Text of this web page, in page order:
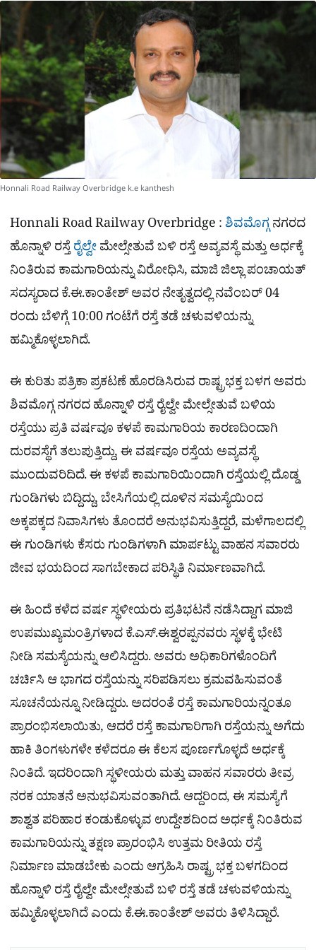
p
p
o a
a
r
e
Honnali Road Railway Overbridge k.e kanthesh
Honnali Road Railway Overbridge :ಶಿವಮೊಗ್ಗನಗರದ
ಹೊನ್ನಾಳಿ ರಸ್ತೆರೈಲ್ವೇಮೇಲ್ಸೇತುವೆ ಬಳಿ ರಸ್ತೆ ಅವ್ಯವಸ್ಥೆ ಮತ್ತು ಅರ್ಧಕ್ಕೆ
ನಿಂತಿರುವ ಕಾಮಗಾರಿಯನ್ನು ವಿರೋಧಿಸಿ, ಮಾಜಿ ಜಿಲ್ಲಾ ಪಂಚಾಯತ್
ಸದಸ್ಯರಾದ ಕೆ.ಈ.ಕಾಂತೇಶ್ ಅವರ ನೇತೃತ್ವದಲ್ಲಿ ನವೆಂಬರ್ 04
ರಂದು ಬೆಳಿಗ್ಗೆ 10:00 ಗಂಟೆಗೆ ರಸ್ತೆ ತಡೆ ಚಳುವಳಿಯನ್ನು
ಹಮ್ಮಿಕೊಳ್ಳಲಾಗಿದೆ.
ಈ ಕುರಿತು ಪತ್ರಿಕಾ ಪ್ರಕಟಣೆ ಹೊರಡಿಸಿರುವ ರಾಷ್ಟ್ರಭಕ್ತ ಬಳಗ ಅವರು
ಶಿವಮೊಗ್ಗ ನಗರದ ಹೊನ್ನಾಳಿ ರಸ್ತೆ ರೈಲ್ವೇ ಮೇಲ್ಸೇತುವೆ ಬಳಿಯ
ರಸ್ತೆಯು ಪ್ರತಿ ವರ್ಷವೂ ಕಳಪೆ ಕಾಮಗಾರಿಯ ಕಾರಣದಿಂದಾಗಿ
ದುರವಸ್ಥೆಗೆ ತಲುಪುತ್ತಿದ್ದು, ಈ ವರ್ಷವೂ ರಸ್ತೆಯ ಅವ್ಯವಸ್ಥೆ
ಮುಂದುವರಿದಿದೆ. ಈ ಕಳಪೆ ಕಾಮಗಾರಿಯಿಂದಾಗಿ ರಸ್ತೆಯಲ್ಲಿ ದೊಡ್ಡ
ಗುಂಡಿಗಳು ಬಿದ್ದಿದ್ದು, ಬೇಸಿಗೆಯಲ್ಲಿ ದೂಳಿನ ಸಮಸ್ಯೆಯಿಂದ
ಅಕ್ಕಪಕ್ಕದ ನಿವಾಸಿಗಳು ತೊಂದರೆ ಅನುಭವಿಸುತ್ತಿದ್ದರೆ, ಮಳೆಗಾಲದಲ್ಲಿ
ಈ ಗುಂಡಿಗಳು ಕೆಸರು ಗುಂಡಿಗಳಾಗಿ ಮಾರ್ಪಟ್ಟು ವಾಹನ ಸವಾರರು
ಜೀವ ಭಯದಿಂದ ಸಾಗಬೇಕಾದ ಪರಿಸ್ಥಿತಿ ನಿರ್ಮಾಣವಾಗಿದೆ.
ಈ ಹಿಂದೆ ಕಳೆದ ವರ್ಷ ಸ್ಥಳೀಯರು ಪ್ರತಿಭಟನೆ ನಡೆಸಿದ್ದಾಗ ಮಾಜಿ
ಉಪಮುಖ್ಯಮಂತ್ರಿಗಳಾದ ಕೆ.ಎಸ್.ಈಶ್ವರಪ್ಪನವರು ಸ್ಥಳಕ್ಕೆ ಭೇಟಿ
ನೀಡಿ ಸಮಸ್ಯೆಯನ್ನು ಆಲಿಸಿದ್ದರು. ಅವರು ಅಧಿಕಾರಿಗಳೊಂದಿಗೆ
ಚರ್ಚಿಸಿ ಆ ಭಾಗದ ರಸ್ತೆಯನ್ನು ಸರಿಪಡಿಸಲು ಕ್ರಮವಹಿಸುವಂತೆ
ಸೂಚನೆಯನ್ನೂ ನೀಡಿದ್ದರು. ಅದರಂತೆ ರಸ್ತೆ ಕಾಮಗಾರಿಯನ್ನಂತೂ
ಪ್ರಾರಂಭಿಸಲಾಯಿತು, ಆದರೆ ರಸ್ತೆ ಕಾಮಗಾರಿಗಾಗಿ ರಸ್ತೆಯನ್ನು ಅಗೆದು
ಹಾಕಿ ತಿಂಗಳುಗಳೇ ಕಳೆದರೂ ಈ ಕೆಲಸ ಪೂರ್ಣಗೊಳ್ಳದೆ ಅರ್ಧಕ್ಕೆ
ನಿಂತಿದೆ. ಇದರಿಂದಾಗಿ ಸ್ಥಳೀಯರು ಮತ್ತು ವಾಹನ ಸವಾರರು ತೀವ್ರ
ನರಕ ಯಾತನೆ ಅನುಭವಿಸುವಂತಾಗಿದೆ. ಆದ್ದರಿಂದ, ಈ ಸಮಸ್ಯೆಗೆ
ಶಾಶ್ವತ ಪರಿಹಾರ ಕಂಡುಕೊಳ್ಳುವ ಉದ್ದೇಶದಿಂದ ಅರ್ಧಕ್ಕೆ ನಿಂತಿರುವ
ಕಾಮಗಾರಿಯನ್ನು ತಕ್ಷಣ ಪ್ರಾರಂಭಿಸಿ ಉತ್ತಮ ರೀತಿಯ ರಸ್ತೆ
ನಿರ್ಮಾಣ ಮಾಡಬೇಕು ಎಂದು ಆಗ್ರಹಿಸಿ ರಾಷ್ಟ್ರ ಭಕ್ತ ಬಳಗದಿಂದ
ಹೊನ್ನಾಳಿ ರಸ್ತೆ ರೈಲ್ವೇ ಮೇಲ್ಸೇತುವೆ ಬಳಿ ರಸ್ತೆ ತಡೆ ಚಳುವಳಿಯನ್ನು
ಹಮ್ಮಿಕೊಳ್ಳಲಾಗಿದೆ ಎಂದು ಕೆ.ಈ.ಕಾಂತೇಶ್ ಅವರು ತಿಳಿಸಿದ್ದಾರೆ.